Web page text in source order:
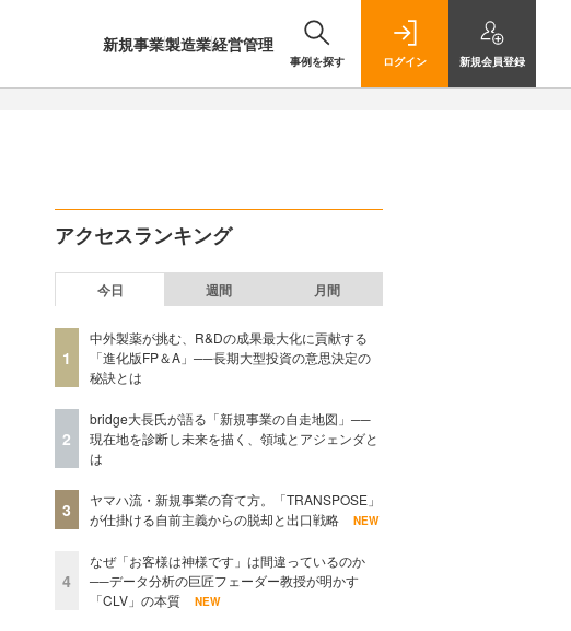
新規事業製造業経営管理
事例を探す ログイン 新規会員登録
アクセスランキング
今日 週間 月間
1
中外製薬が挑む、R&Dの成果最大化に貢献する
「進化版FP＆A」──長期大型投資の意思決定の
秘訣とは
2
bridge大長氏が語る「新規事業の自走地図」──
現在地を診断し未来を描く、領域とアジェンダと
は
3
ヤマハ流・新規事業の育て方。「TRANSPOSE」
が仕掛ける自前主義からの脱却と出口戦略
NEW
4
なぜ「お客様は神様です」は間違っているのか
──データ分析の巨匠フェーダー教授が明かす
「CLV」の本質
NEW